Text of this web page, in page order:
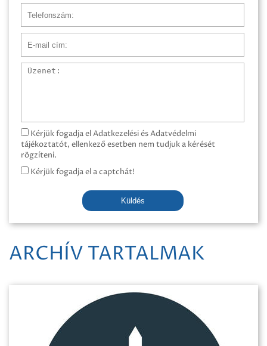
Üzenet
Kérjük fogadja el Adatkezelési és Adatvédelmi
tájékoztatót, ellenkező esetben nem tudjuk a kérését
rögzíteni.
Kérjük fogadja el a captchát!
Küldés
ARCHÍV TARTALMAK